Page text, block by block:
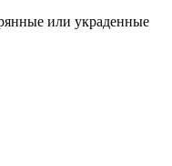
или украденные